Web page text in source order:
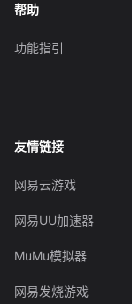
帮助
功能指引
友情链接
网易云游戏
网易UU加速器
MuMu模拟器
网易发烧游戏